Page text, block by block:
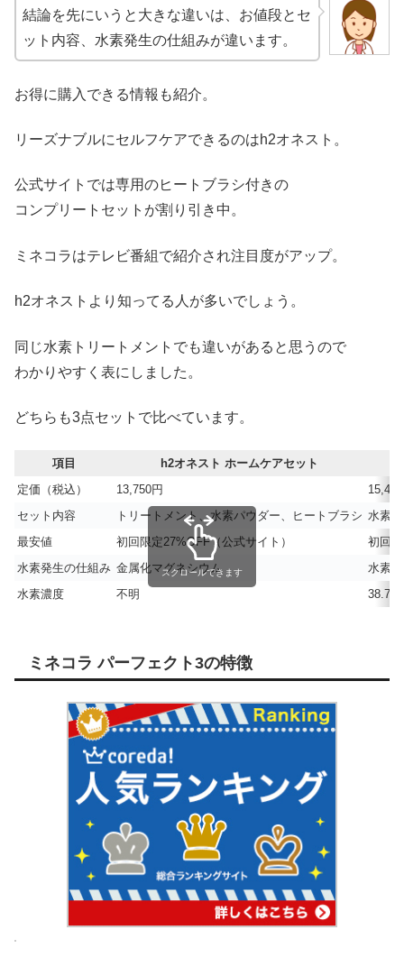
結論を先にいうと大きな違いは、お値段とセ
ット内容、水素発生の仕組みが違います。
お得に購入できる情報も紹介。
リーズナブルにセルフケアできるのはh2オネスト。
公式サイトでは専用のヒートブラシ付きの
コンプリートセットが割り引き中。
ミネコラはテレビ番組で紹介され注目度がアップ。
h2オネストより知ってる人が多いでしょう。
同じ水素トリートメントでも違いがあると思うので
わかりやすく表にしました。
どちらも3点セットで比べています。
項目
h2オネスト ホームケアセット
定価（税込）
13,750円
セット内容
トリートメント、水素パウダー、ヒートブラシ 水素
最安値
初回限定27%OFF（公式サイト）
初回
水素発生の仕組み 金属化マグネシウム
水素
水素濃度
不明
スクロールできます
ミネコラ パーフェクト3の特徴